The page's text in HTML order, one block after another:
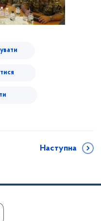
Наступна